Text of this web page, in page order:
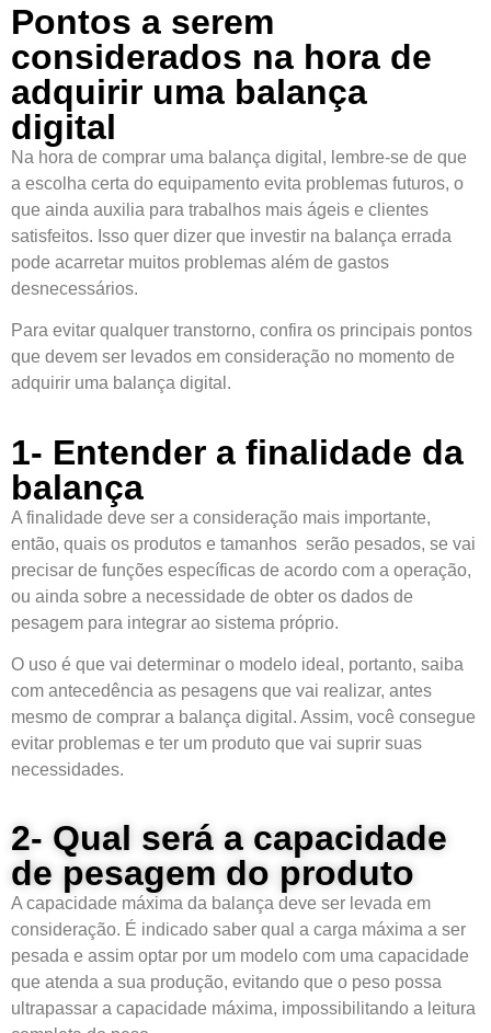
Pontos a serem
considerados na hora de
adquirir uma balança
digital
Na hora de comprar uma balança digital, lembre-se de que
a escolha certa do equipamento evita problemas futuros, o
que ainda auxilia para trabalhos mais ágeis e clientes
satisfeitos. Isso quer dizer que investir na balança errada
pode acarretar muitos problemas além de gastos
desnecessários.
Para evitar qualquer transtorno, confira os principais pontos
que devem ser levados em consideração no momento de
adquirir uma balança digital.
1- Entender a finalidade da
balança
A finalidade deve ser a consideração mais importante,
então, quais os produtos e tamanhos serão pesados, se vai
precisar de funções específicas de acordo com a operação,
ou ainda sobre a necessidade de obter os dados de
pesagem para integrar ao sistema próprio.
O uso é que vai determinar o modelo ideal, portanto, saiba
com antecedência as pesagens que vai realizar, antes
mesmo de comprar a balança digital. Assim, você consegue
evitar problemas e ter um produto que vai suprir suas
necessidades.
2- Qual será a capacidade
de pesagem do produto
A capacidade máxima da balança deve ser levada em
consideração. É indicado saber qual a carga máxima a ser
pesada e assim optar por um modelo com uma capacidade
que atenda a sua produção, evitando que o peso possa
ultrapassar a capacidade máxima, impossibilitando a leitura